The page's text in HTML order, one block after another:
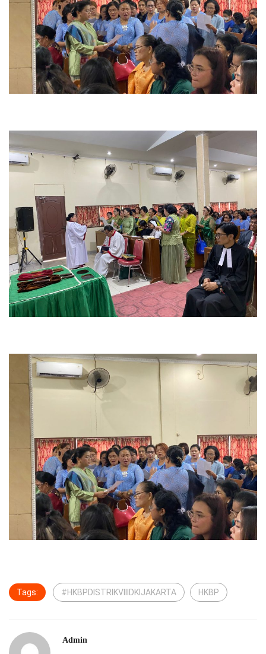
Tags: #HKBPDISTRIKVIIIDKIJAKARTA HKBP
Admin